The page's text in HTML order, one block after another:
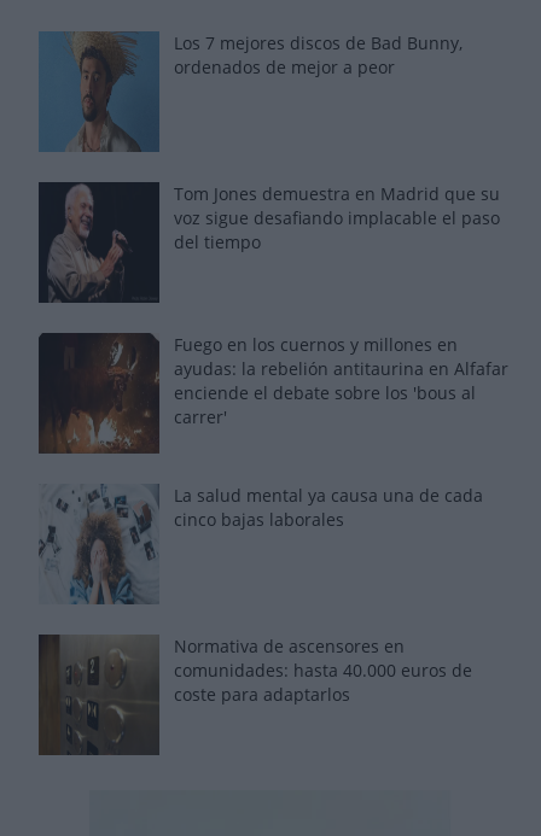
Los 7 mejores discos de Bad Bunny,
ordenados de mejor a peor
Tom Jones demuestra en Madrid que su
voz sigue desafiando implacable el paso
del tiempo
Fuego en los cuernos y millones en
ayudas: la rebelión antitaurina en Alfafar
enciende el debate sobre los 'bous al
carrer'
La salud mental ya causa una de cada
cinco bajas laborales
Normativa de ascensores en
comunidades: hasta 40.000 euros de
coste para adaptarlos